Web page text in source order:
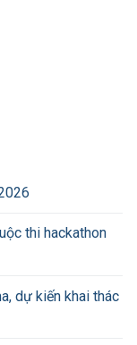
thi hackathon
dự kiến khai thác